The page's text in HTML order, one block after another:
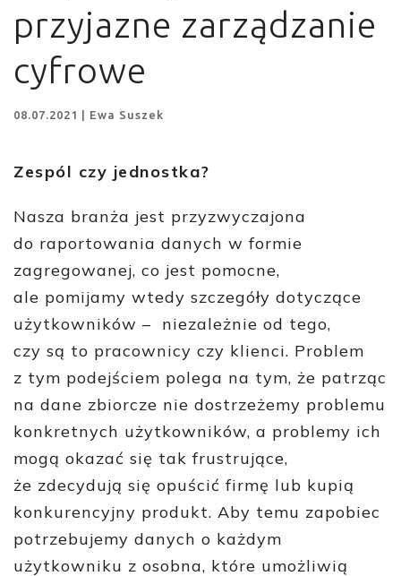
przyjazne zarządzanie
cyfrowe
08.07.2021 | Ewa Suszek
Zespól czy jednostka?
Nasza branża jest przyzwyczajona
do raportowania danych w formie
zagregowanej, co jest pomocne,
ale pomijamy wtedy szczegóły dotyczące
użytkowników – niezależnie od tego,
czy są to pracownicy czy klienci. Problem
z tym podejściem polega na tym, że patrząc
na dane zbiorcze nie dostrzeżemy problemu
konkretnych użytkowników, a problemy ich
mogą okazać się tak frustrujące,
że zdecydują się opuścić firmę lub kupią
konkurencyjny produkt. Aby temu zapobiec
potrzebujemy danych o każdym
użytkowniku z osobna, które umożliwią